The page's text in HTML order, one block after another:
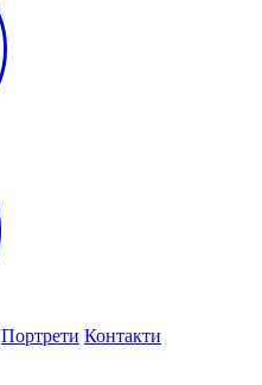
Портрети Контакти